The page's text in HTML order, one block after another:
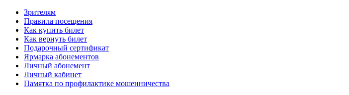
Зрителям
Правила посещения
Как купить билет
Как вернуть билет
Подарочный сертификат
Ярмарка абонементов
Личный абонемент
Личный кабинет
Памятка по профилактике мошенничества